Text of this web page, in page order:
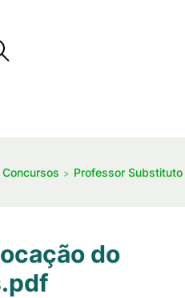
Professor Substituto
do